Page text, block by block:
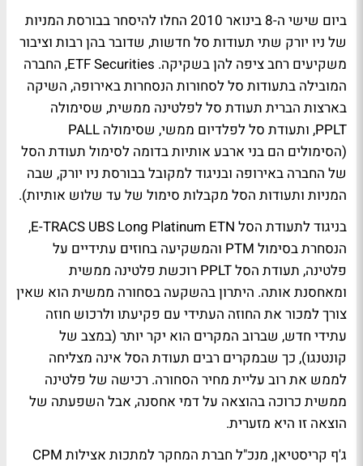
ביום שישי ה-8 בינואר 2010 החלו להיסחר בבורסת המניות
של ניו יורק שתי תעודות סל חדשות, שדובר בהן רבות וציבור
משקיעים רחב ציפה להן בשקיקה. ETF Securities, החברה
המובילה בתעודות סל לסחורות הנסחרות באירופה, השיקה
בארצות הברית תעודת סל לפלטינה ממשית, שסימולה
PPLT, ותעודת סל לפלדיום ממשי, שסימולה PALL
(הסימולים הם בני ארבע אותיות בדומה לסימול תעודת הסל
של החברה באירופה ובניגוד למקובל בבורסת ניו יורק, שבה
המניות ותעודות הסל מקבלות סימול של עד שלוש אותיות).
בניגוד לתעודת הסל E-TRACS UBS Long Platinum ETN,
הנסחרת בסימול PTM והמשקיעה בחוזים עתידיים על
פלטינה, תעודת הסל PPLT רוכשת פלטינה ממשית
ומאחסנת אותה. היתרון בהשקעה בסחורה ממשית הוא שאין
צורך למכור את החוזה העתידי עם פקיעתו ולרכוש חוזה
עתידי חדש, שברוב המקרים הוא יקר יותר (במצב של
קונטנגו), כך שבמקרים רבים תעודת הסל אינה מצליחה
לממש את רוב עליית מחיר הסחורה. רכישה של פלטינה
ממשית כרוכה בהוצאה על דמי אחסנה, אבל השפעתה של
הוצאה זו היא מזערית.
ג'ף קריסטיאן, מנכ"ל חברת המחקר למתכות אצילות CPM